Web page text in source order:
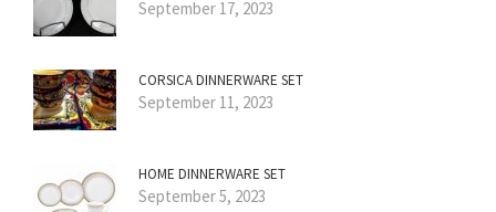
September 17, 2023
CORSICA DINNERWARE SET
September 11, 2023
HOME DINNERWARE SET
September 5, 2023